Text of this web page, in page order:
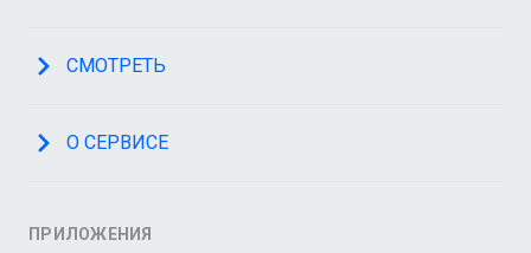
СМОТРЕТЬ
О СЕРВИСЕ
ПРИЛОЖЕНИЯ